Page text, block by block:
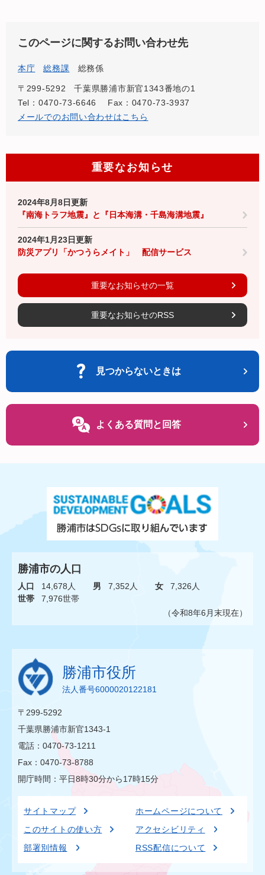
このページに関するお問い合わせ先
本庁 総務課 総務係
〒299-5292
千葉県勝浦市新官1343番地の1
Tel：0470-73-6646
Fax：0470-73-3937
メールでのお問い合わせはこちら
重要なお知らせ
2024年8月8日更新
『南海トラフ地震』と『日本海溝・千島海溝地震』
2024年1月23日更新
防災アプリ「かつうらメイト」 配信サービス
重要なお知らせの一覧
重要なお知らせのRSS
見つからないときは
よくある質問と回答
勝浦市の人口
人口 14,678人 男 7,352人 女
7,326人
世帯
7,976世帯
（令和8年6月末現在）
勝浦市役所
法人番号6000020122181
〒299-5292
千葉県勝浦市新官1343-1
電話：0470-73-1211
Fax：0470-73-8788
開庁時間：平日8時30分から17時15分
サイトマップ
ホームページについて
このサイトの使い方
アクセシビリティ
部署別情報
RSS配信について